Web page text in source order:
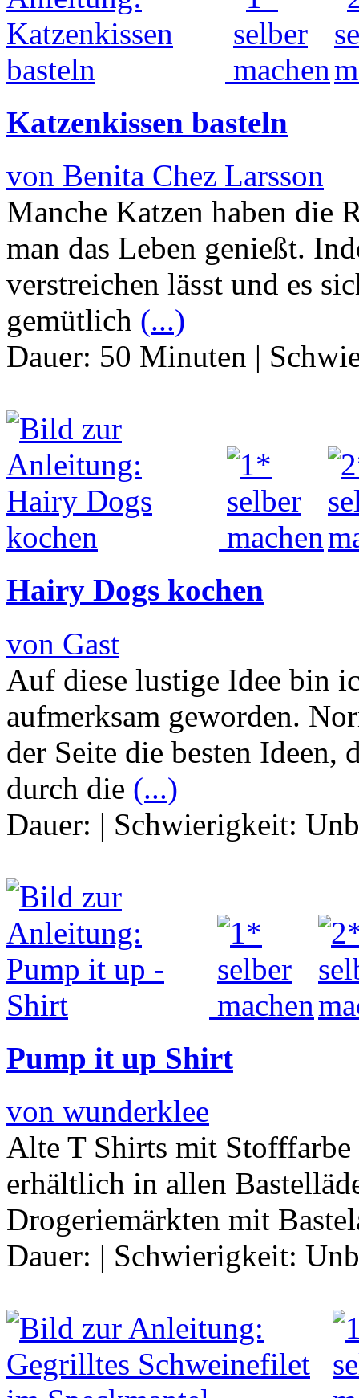
Katzenkissen basteln
von Benita Chez Larsson
Manche Katzen haben die
man das Leben genießt.
verstreichen lässt und es
gemütlich (...)
Dauer: 50 Minuten |
Hairy Dogs kochen
von Gast
Auf diese lustige Idee bin
aufmerksam geworden.
der Seite die besten Ideen,
durch die (...)
Dauer: | Schwierigkeit:
Pump it up Shirt
von wunderklee
Alte T Shirts mit
erhältlich in allen
Drogeriemärkten mit
Dauer: | Schwierigkeit: